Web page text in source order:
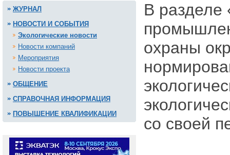
ЖУРНАЛ
НОВОСТИ И СОБЫТИЯ
Экологические новости
Новости компаний
Мероприятия
Новости проекта
ОБЩЕНИЕ
СПРАВОЧНАЯ ИНФОРМАЦИЯ
ПОВЫШЕНИЕ КВАЛИФИКАЦИИ
В разделе
охраны
со своей